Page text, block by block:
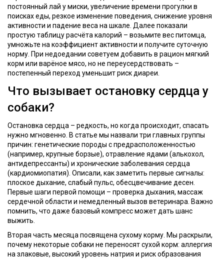
постоянный лай у миски, увеличение времени прогулки в
поисках еды, резкое изменение поведения, снижение уровня
активности и падение веса на шкале. Далее показали
простую таблицу расчёта калорий – возьмите вес питомца,
умножьте на коэффициент активности и получите суточную
норму. При недоедании советуем добавить в рацион мягкий
корм или варёное мясо, но не переусердствовать –
постепенный переход уменьшит риск диареи.
Что вызывает остановку сердца у
собаки?
Остановка сердца – редкость, но когда происходит, спасать
нужно мгновенно. В статье мы назвали три главных группы
причин: генетические породы с предрасположенностью
(например, крупные борзые), отравление ядами (алькохол,
антидепрессанты) и хронические заболевания сердца
(кардиомиопатия). Описали, как заметить первые сигналы:
плоское дыхание, слабый пульс, обесцвечивание десен.
Первые шаги первой помощи – проверка дыхания, массаж
сердечной области и немедленный вызов ветеринара. Важно
помнить, что даже базовый компресс может дать шанс
выжить.
Вторая часть месяца посвящена сухому корму. Мы раскрыли,
почему некоторые собаки не переносят сухой корм: аллергия
на злаковые, высокий уровень натрия и риск образования